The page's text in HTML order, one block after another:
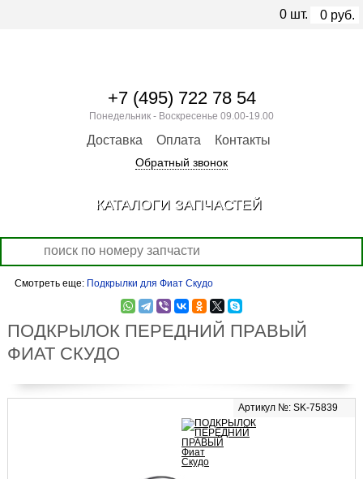
Смотреть еще: Подкрылки для Фиат Скудо
ПОДКРЫЛОК ПЕРЕДНИЙ ПРАВЫЙ
ФИАТ СКУДО
Артикул №: SK-75839
+7 (495) 722 78 54
Понедельник - Воскресенье 09.00-19.00
Доставка Оплата Контакты
Обратный звонок
0 шт. 0 руб.
КАТАЛОГИ ЗАПЧАСТЕЙ